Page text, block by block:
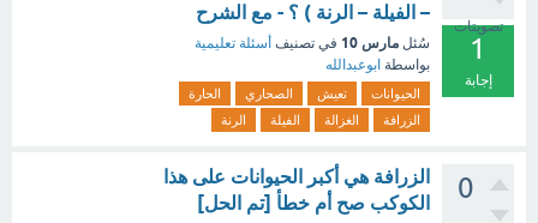
تصويتات
1
إجابة
– الفيلة – الرنة ) ؟ - مع الشرح
سُئل مارس 10 في تصنيف أسئلة تعليمية
بواسطة ابوعبدالله
الحيوانات تعيش الصحاري
الحارة
الزرافة
الغزالة الفيلة الرنة
0
الزرافة هي أكبر الحيوانات على هذا
الكوكب صح أم خطأ [تم الحل]